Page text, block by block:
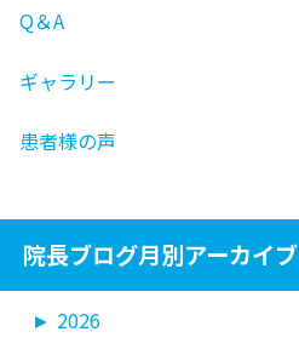
Q＆A
ギャラリー
患者様の声
院長ブログ月別アーカイブ
► 2026